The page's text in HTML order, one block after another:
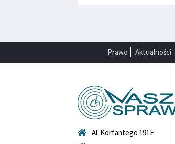
Prawo Aktualności
Al. Korfantego 191E